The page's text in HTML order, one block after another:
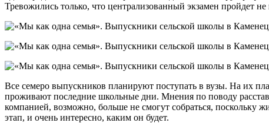
Тревожились только, что централизованный экзамен пройдет
Все семеро выпускников планируют поступать в вузы. На их
проживают последние школьные дни. Мнения по поводу
компанией, возможно, больше не смогут собраться, поскольку
этап, и очень интересно, каким он будет.